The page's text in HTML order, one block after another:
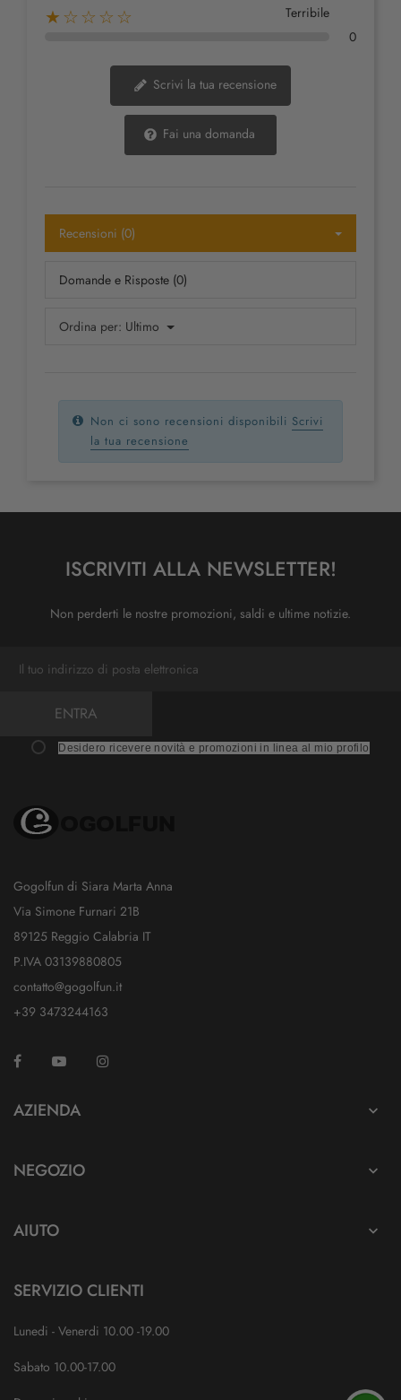
★☆☆☆☆
Terribile
0
Scrivi la tua recensione
Fai una domanda
Recensioni (0)
Domande e Risposte (0)
Ordina per: Ultimo
Non ci sono recensioni disponibili Scrivi
la tua recensione
ISCRIVITI ALLA NEWSLETTER!
Non perderti le nostre promozioni, saldi e ultime notizie.
ENTRA
Desidero ricevere novità e promozioni in linea al mio profilo
Gogolfun di Siara Marta Anna
Via Simone Furnari 21B
89125 Reggio Calabria IT
P.IVA 03139880805
contatto@gogolfun.it
+39 3473244163
Facebook YouTube
AZIENDA 
NEGOZIO 
AIUTO 
SERVIZIO CLIENTI
Lunedi - Venerdi 10.00 -19.00
Sabato 10.00-17.00